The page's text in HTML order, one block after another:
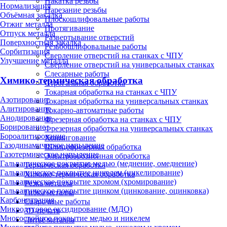
Нормализация
Объёмная закалка
Отжиг металла
Отпуск металла
Поверхностная закалка
Сорбитизация
Улучшение металла
Химико-термическая обработка
Азотирование
Алитирование
Анодирование
Борирование
Бороалитирование
Газодинамическое напыление
Газотермическое напыление
Гальваническое покрытие медью (меднение, омеднение)
Гальваническое покрытие никелем (никелирование)
Гальваническое покрытие хромом (хромирование)
Гальваническое покрытие цинком (цинкование, оцинковка)
Карбонитрация
Микродуговое оксидирование (МДО)
Многослойное покрытие медью и никелем
Нарезание резьбы
Плоскошлифовальные работы
Протягивание
Развертывание отверстий
Резьбошлифовальные работы
Сверление отверстий на станках с ЧПУ
Сверление отверстий на универсальных станках
Слесарные работы
Строгальная обработка
Токарная обработка на станках с ЧПУ
Токарная обработка на универсальных станках
Токарно-автоматные работы
Фрезерная обработка на станках с ЧПУ
Фрезерная обработка на универсальных станках
Хонингование
Шлицефрезерная обработка
Электроэрозионная обработка
Термическая обработка
Химико-термическая обработка
Резка металла
Гибка металла
Сварочные работы
3D-печать
Литьё металла